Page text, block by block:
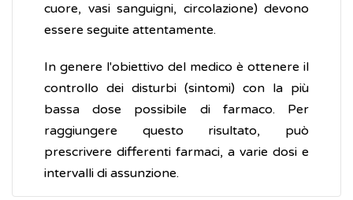
cuore, vasi sanguigni, circolazione) devono
essere seguite attentamente.
In genere l'obiettivo del medico è ottenere il
controllo dei disturbi (sintomi) con la più
bassa dose possibile di farmaco. Per
raggiungere questo risultato, può
prescrivere differenti farmaci, a varie dosi e
intervalli di assunzione.